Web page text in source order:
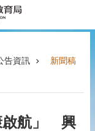
告資訊 新聞稿
啟航」 興